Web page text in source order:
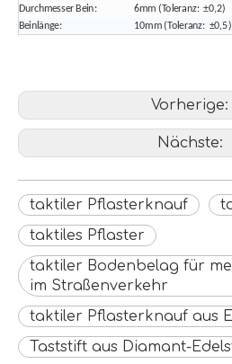
Durchmesser Bein:
6mm (Toleranz: ±0,2)
Beinlänge: 10mm (Toleranz: ±0,5)
Vorherige:
Nächste:
taktiler Pflasterknauf
taktiles Pflaster
taktiler Bodenbelag für
im Straßenverkehr
taktiler Pflasterknauf aus
Taststift aus Diamant-